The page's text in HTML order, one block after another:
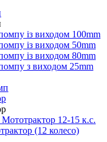
із виходом 100mm
із виходом 50mm
із виходом 80mm
з виходом 25mm
12-15 к.с.
(12 колесо)